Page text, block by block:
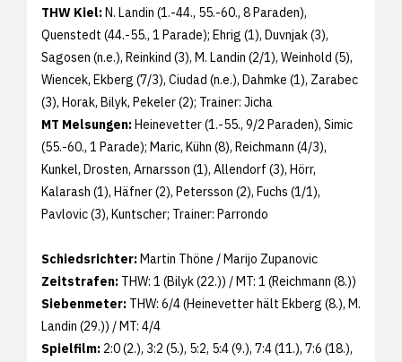
THW Kiel:N. Landin (1.-44., 55.-60., 8 Paraden),
Quenstedt (44.-55., 1 Parade); Ehrig (1), Duvnjak (3),
Sagosen (n.e.), Reinkind (3), M. Landin (2/1), Weinhold (5),
Wiencek, Ekberg (7/3), Ciudad (n.e.), Dahmke (1), Zarabec
(3), Horak, Bilyk, Pekeler (2); Trainer: Jicha
MT Melsungen:Heinevetter (1.-55., 9/2 Paraden), Simic
(55.-60., 1 Parade); Maric, Kühn (8), Reichmann (4/3),
Kunkel, Drosten, Arnarsson (1), Allendorf (3), Hörr,
Kalarash (1), Häfner (2), Petersson (2), Fuchs (1/1),
Pavlovic (3), Kuntscher; Trainer: Parrondo
Schiedsrichter:Martin Thöne / Marijo Zupanovic
Zeitstrafen: THW: 1 (Bilyk (22.)) / MT: 1 (Reichmann (8.))
Siebenmeter: THW: 6/4 (Heinevetter hält Ekberg (8.), M.
Landin (29.)) / MT: 4/4
Spielfilm: 2:0 (2.), 3:2 (5.), 5:2, 5:4 (9.), 7:4 (11.), 7:6 (18.),